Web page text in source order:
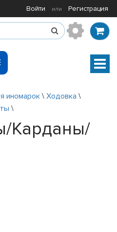
Войти или Регистрация
иномарок \ Ходовка \
\
Карданы/